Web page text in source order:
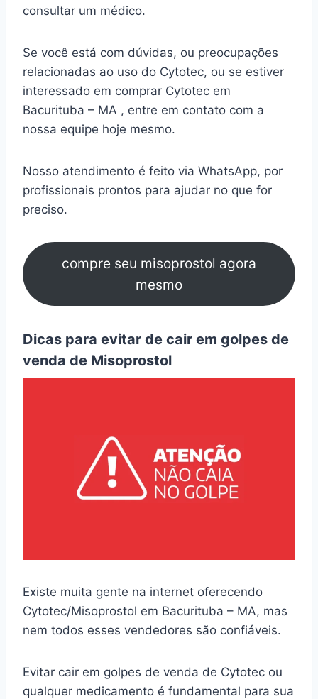
consultar um médico.
Se você está com dúvidas, ou preocupações
relacionadas ao uso do Cytotec, ou se estiver
interessado em comprar Cytotec em
Bacurituba – MA , entre em contato com a
nossa equipe hoje mesmo.
Nosso atendimento é feito via WhatsApp, por
profissionais prontos para ajudar no que for
preciso.
compre seu misoprostol agora
mesmo
Dicas para evitar de cair em golpes de
venda de Misoprostol
Existe muita gente na internet oferecendo
Cytotec/Misoprostol em Bacurituba – MA, mas
nem todos esses vendedores são confiáveis.
Evitar cair em golpes de venda de Cytotec ou
qualquer medicamento é fundamental para sua